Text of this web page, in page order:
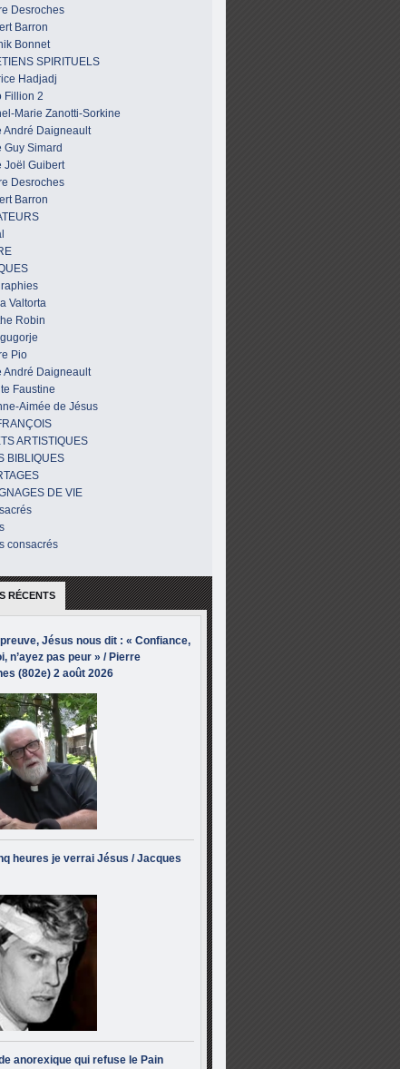
Desroches
Barron
Bonnet
SPIRITUELS
Hadjadj
Fillion 2
Marie Zanotti-Sorkine
André Daigneault
Guy Simard
Joël Guibert
Desroches
Barron
Valtorta
Robin
Pio
André Daigneault
Faustine
Aimée de Jésus
ARTISTIQUES
BIBLIQUES
DE VIE
consacrés
RÉCENTS
Jésus nous dit : « Confiance,
n’ayez pas peur » / Pierre
(802e) 2 août 2026
heures je verrai Jésus / Jacques
anorexique qui refuse le Pain